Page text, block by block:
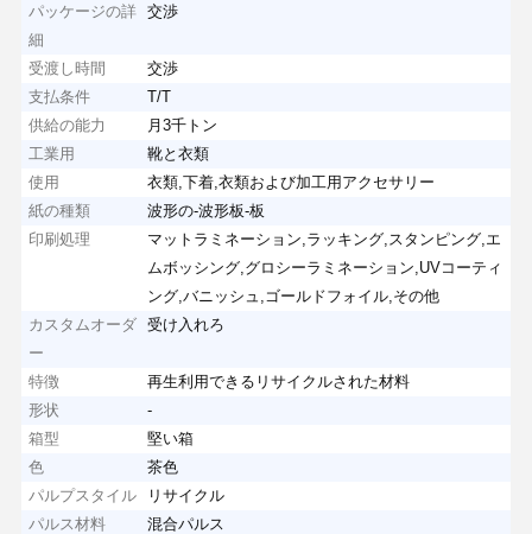
パッケージの詳
細
交渉
受渡し時間
交渉
支払条件
T/T
供給の能力
月3千トン
工業用
靴と衣類
使用
衣類,下着,衣類および加工用アクセサリー
紙の種類
波形の-波形板-板
印刷処理
マットラミネーション,ラッキング,スタンピング,エ
ムボッシング,グロシーラミネーション,UVコーティ
ング,バニッシュ,ゴールドフォイル,その他
カスタムオーダ
ー
受け入れろ
特徴
再生利用できるリサイクルされた材料
形状
-
箱型
堅い箱
色
茶色
パルプスタイル
リサイクル
パルス材料
混合パルス